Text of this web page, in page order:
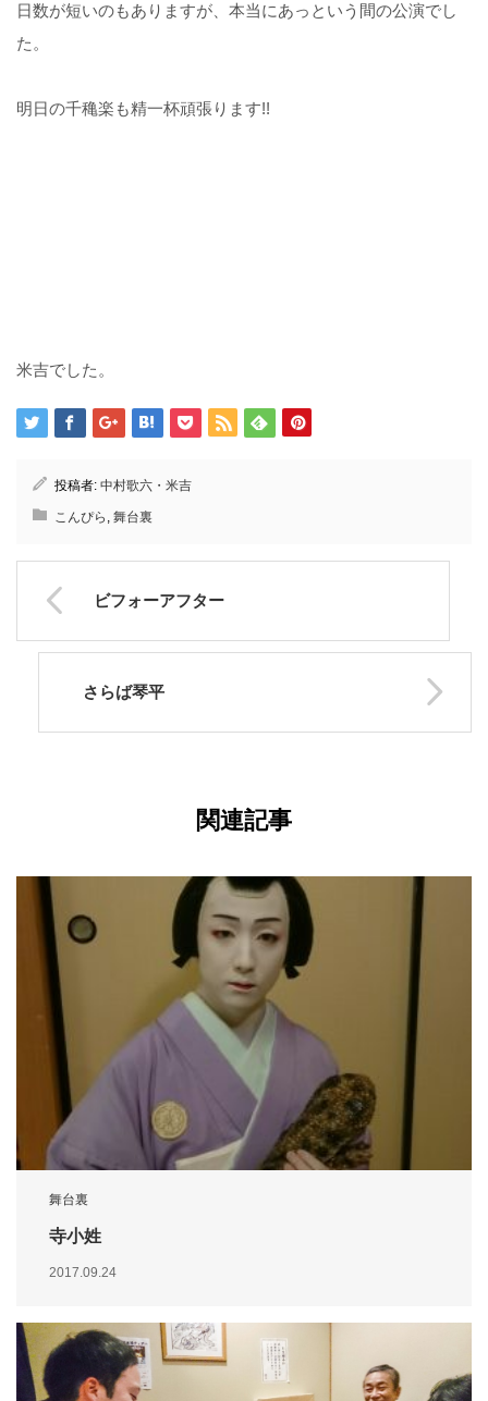
日数が短いのもありますが、本当にあっという間の公演でし
た。
明日の千穐楽も精一杯頑張ります!!
米吉でした。
投稿者: 中村歌六・米吉
こんぴら , 舞台裏
ビフォーアフター
さらば琴平
関連記事
舞台裏
寺小姓
2017.09.24